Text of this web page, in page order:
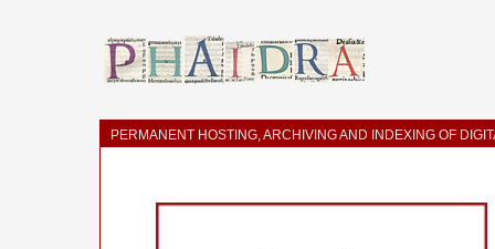
PERMANENT HOSTING, ARCHIVING AND INDEXING OF